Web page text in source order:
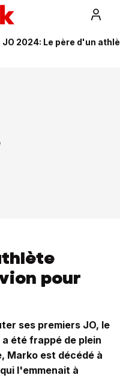
JO 2024: Le père d'un
pour
ses premiers JO, le
été frappé de plein
Marko est décédé à
l'emmenait à